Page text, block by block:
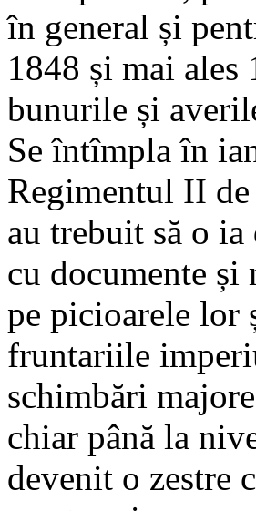
în general și
1848 și mai ales
bunurile și
Se întîmpla în
Regimentul II
au trebuit să o ia
cu documente și
pe picioarele lor
fruntariile
schimbări
chiar până la
devenit o zestre